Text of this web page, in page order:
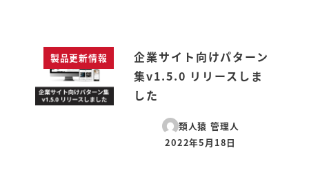
製品更新情報
企業サイト向けパターン
集v1.5.0 リリースしま
した
類人猿 管理人
投稿日
2022年5月18日